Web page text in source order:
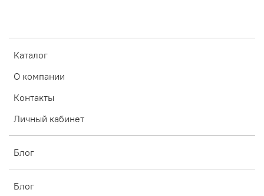
Каталог
О компании
Контакты
Личный кабинет
Блог
Блог